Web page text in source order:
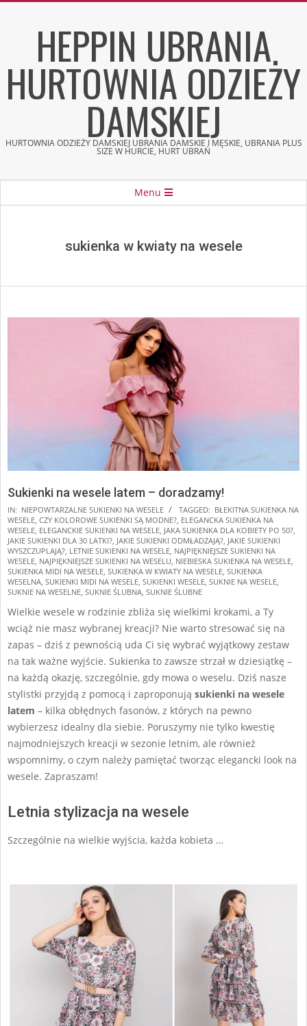
HEPPIN UBRANIA
HURTOWNIA ODZIEŻY
DAMSKIEJ
HURTOWNIA ODZIEŻY DAMSKIEJ UBRANIA DAMSKIE I MĘSKIE, UBRANIA PLUS
SIZE W HURCIE, HURT UBRAŃ
Menu
sukienka w kwiaty na wesele
Sukienki na wesele latem – doradzamy!
2025-
02-
13
IN: NIEPOWTARZALNE SUKIENKI NA WESELE TAGGED: BŁEKITNA SUKIENKA NA
WESELE, CZY KOLOROWE SUKIENKI SĄ MODNE?, ELEGANCKA SUKIENKA NA
WESELE, ELEGANCKIE SUKIENKI NA WESELE, JAKA SUKIENKA DLA KOBIETY PO 50?,
JAKIE SUKIENKI DLA 30 LATKI?, JAKIE SUKIENKI ODMŁADZAJĄ?, JAKIE SUKIENKI
WYSZCZUPLAJĄ?, LETNIE SUKIENKI NA WESELE, NAJPIĘKNIEJSZE SUKIENKI NA
WESELE, NAJPIĘKNIEJSZE SUKIENKI NA WESELU, NIEBIESKA SUKIENKA NA WESELE,
SUKIENKA MIDI NA WESELE, SUKIENKA W KWIATY NA WESELE, SUKIENKA
WESELNA, SUKIENKI MIDI NA WESELE, SUKIENKI WESELE, SUKNIE NA WESELE,
SUKNIE NA WESELNE, SUKNIE ŚLUBNA, SUKNIE ŚLUBNE
Wielkie wesele w rodzinie zbliża się wielkimi krokami, a Ty
wciąż nie masz wybranej kreacji? Nie warto stresować się na
zapas – dziś z pewnością uda Ci się wybrać wyjątkowy zestaw
na tak ważne wyjście. Sukienka to zawsze strzał w dziesiątkę –
na każdą okazję, szczególnie, gdy mowa o weselu. Dziś nasze
stylistki przyjdą z pomocą i zaproponują sukienki na wesele
latem – kilka obłędnych fasonów, z których na pewno
wybierzesz idealny dla siebie. Poruszymy nie tylko kwestię
najmodniejszych kreacji w sezonie letnim, ale również
wspomnimy, o czym należy pamiętać tworząc elegancki look na
wesele. Zapraszam!
Letnia stylizacja na wesele
Szczególnie na wielkie wyjścia, każda kobieta …